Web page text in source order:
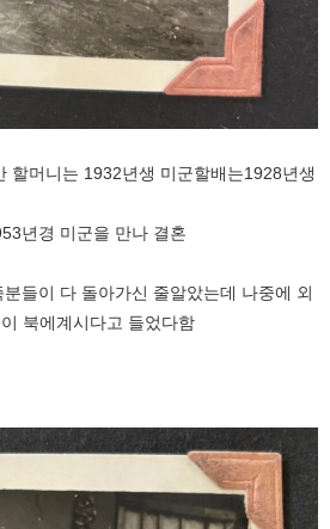
할머니는 1932년생 미군할배는1928년생
년경 미군을 만나 결혼
들이 다 돌아가신 줄알았는데 나중에 외
북에계시다고 들었다함